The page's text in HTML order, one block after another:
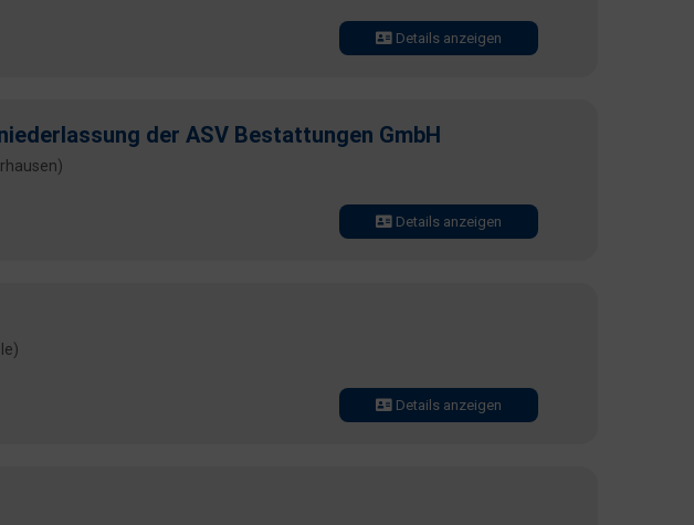
Details anzeigen
der ASV Bestattungen GmbH
Details anzeigen
Details anzeigen